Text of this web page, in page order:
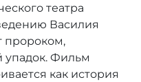
театра
Василия
пророком,
упадок. Фильм
как история